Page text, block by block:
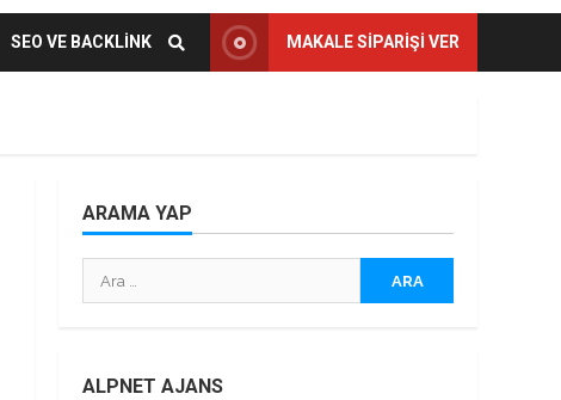
SEO VE BACKLINK MAKALE SIPARIŞI VER
ARAMA YAP
Arama:
ALPNET AJANS